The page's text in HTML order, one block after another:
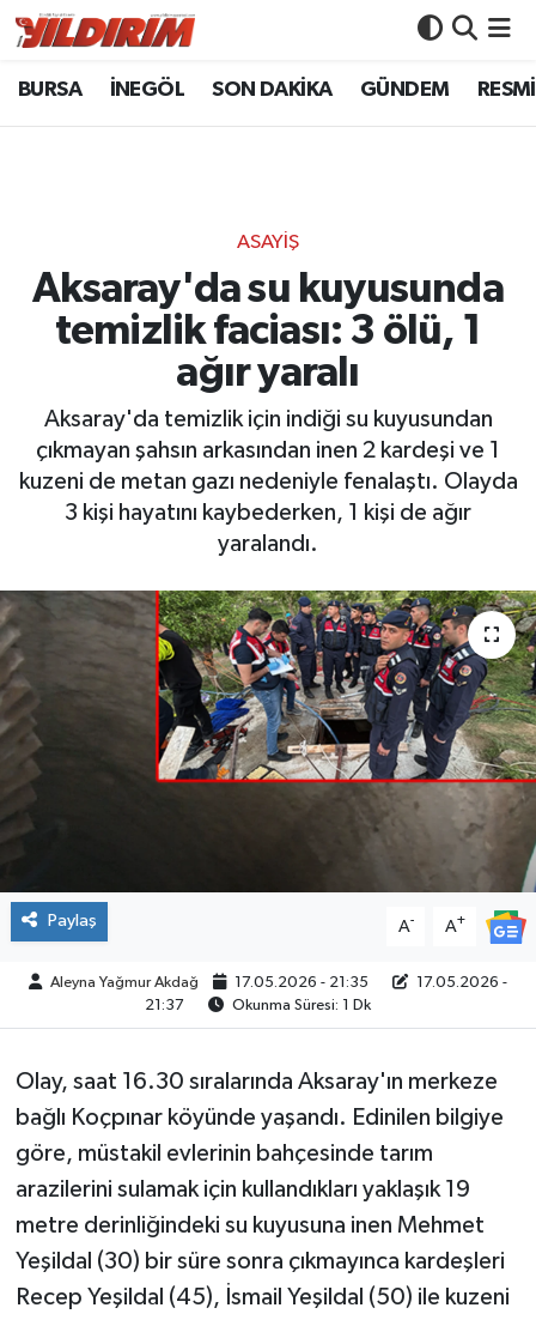
BURSA İNEGÖL SON DAKİKA GÜNDEM
ASAYİŞ
Aksaray'da su kuyusunda
temizlik faciası: 3 ölü, 1
ağır yaralı
Aksaray'da temizlik için indiği su kuyusundan
çıkmayan şahsın arkasından inen 2 kardeşi ve 1
kuzeni de metan gazı nedeniyle fenalaştı. Olayda
3 kişi hayatını kaybederken, 1 kişi de ağır
yaralandı.
Paylaş A- A+
Aleyna Yağmur Akdağ 17.05.2026 - 21:35
17.05.2026 -
21:37
Okunma Süresi: 1 Dk
Olay, saat 16.30 sıralarında Aksaray'ın merkeze
bağlı Koçpınar köyünde yaşandı. Edinilen bilgiye
göre, müstakil evlerinin bahçesinde tarım
arazilerini sulamak için kullandıkları yaklaşık 19
metre derinliğindeki su kuyusuna inen Mehmet
Yeşildal (30) bir süre sonra çıkmayınca kardeşleri
Recep Yeşildal (45), İsmail Yeşildal (50) ile kuzeni
BURSA
GÜNDEM
RESMİ İLANLAR
KÖŞE YAZILARI
SİYASET
YAŞAM
Bursa Nöbetçi Eczaneler
Bursa Trafik Yoğunluk Haritası
Süper Lig Puan Durumu ve Fikstür
Tüm Manşetler
Son Dakika Haberleri
Haber Arşivi